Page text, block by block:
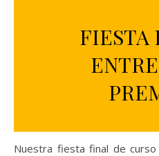
FIESTA
Nuestra fiesta final de